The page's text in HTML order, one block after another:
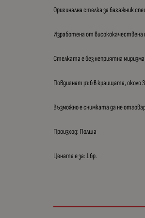
Оригинална стелка за багажник
Изработена от
Стелката е без неприятна
Повдигнат ръб в краищата, около
Възможно е снимката да не
Произход: Полша
Цената е за: 1 бр.